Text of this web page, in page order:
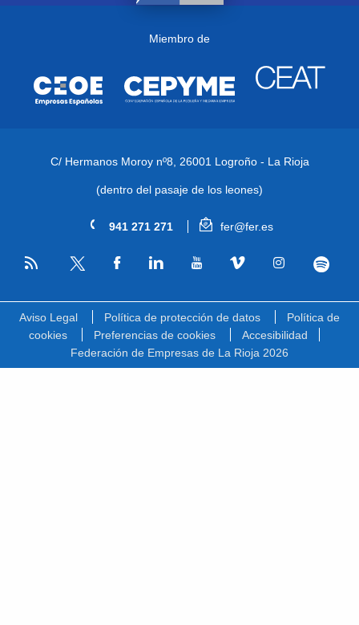
Miembro de
C/ Hermanos Moroy nº8, 26001 Logroño - La Rioja
(dentro del pasaje de los leones)
941 271 271 fer@fer.es
RSS
Aviso Legal Política de protección de datos
Política de
cookies
Preferencias de cookies
Accesibilidad
Federación de Empresas de La Rioja 2026